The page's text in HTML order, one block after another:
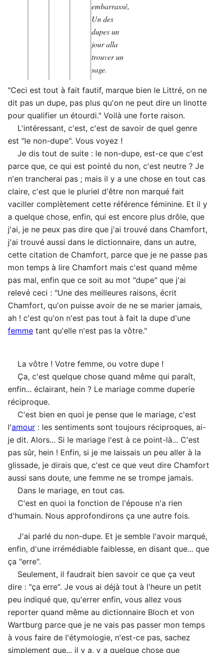
embarrassé,
Un des
dupes un
jour alla
trouver un
sage.
"Ceci est tout à fait fautif, marque bien le Littré, on ne
dit pas un dupe, pas plus qu'on ne peut dire un linotte
pour qualifier un étourdi." Voilà une forte raison.
L'intéressant, c'est, c'est de savoir de quel genre
est "le non-dupe". Vous voyez !
Je dis tout de suite : le non-dupe, est-ce que c'est
parce que, ce qui est pointé du non, c'est neutre ? Je
n'en trancherai pas ; mais il y a une chose en tout cas
claire, c'est que le pluriel d'être non marqué fait
vaciller complètement cette référence féminine. Et il y
a quelque chose, enfin, qui est encore plus drôle, que
j'ai, je ne peux pas dire que j'ai trouvé dans Chamfort,
j'ai trouvé aussi dans le dictionnaire, dans un autre,
cette citation de Chamfort, parce que je ne passe pas
mon temps à lire Chamfort mais c'est quand même
pas mal, enfin que ce soit au mot "dupe" que j'ai
relevé ceci : "Une des meilleures raisons, écrit
Chamfort, qu'on puisse avoir de ne se marier jamais,
ah ! c'est qu'on n'est pas tout à fait la dupe d'une
femme tant qu'elle n'est pas la vôtre."
La vôtre ! Votre femme, ou votre dupe !
Ça, c'est quelque chose quand même qui paraît,
enfin... éclairant, hein ? Le mariage comme duperie
réciproque.
C'est bien en quoi je pense que le mariage, c'est
l'amour : les sentiments sont toujours réciproques, ai-
je dit. Alors... Si le mariage l'est à ce point-là... C'est
pas sûr, hein ! Enfin, si je me laissais un peu aller à la
glissade, je dirais que, c'est ce que veut dire Chamfort
aussi sans doute, une femme ne se trompe jamais.
Dans le mariage, en tout cas.
C'est en quoi la fonction de l'épouse n'a rien
d'humain. Nous approfondirons ça une autre fois.
J'ai parlé du non-dupe. Et je semble l'avoir marqué,
enfin, d'une irrémédiable faiblesse, en disant que... que
ça "erre".
Seulement, il faudrait bien savoir ce que ça veut
dire : "ça erre". Je vous ai déjà tout à l'heure un petit
peu indiqué que, qu'errer enfin, vous allez vous
reporter quand même au dictionnaire Bloch et von
Wartburg parce que je ne vais pas passer mon temps
à vous faire de l'étymologie, n'est-ce pas, sachez
simplement que... il y a, y a quelque chose que